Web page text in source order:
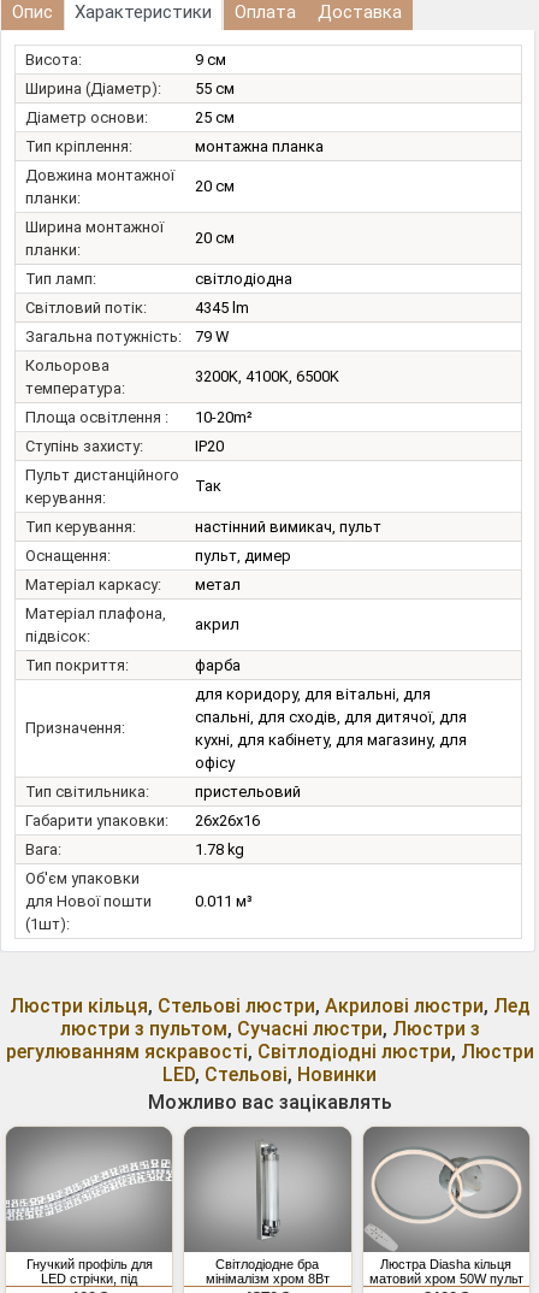
Опис Характеристики Оплата Доставка
Висота:
9 см
Ширина (Діаметр):
55 см
Діаметр основи:
25 см
Тип кріплення:
монтажна планка
Довжина монтажної
планки:
20 см
Ширина монтажної
планки:
20 см
Тип ламп:
світлодіодна
Світловий потік:
4345 lm
Загальна потужність:
79 W
Кольорова
температура:
3200K, 4100K, 6500K
Площа освітлення :
10-20m²
Ступінь захисту:
IP20
Пульт дистанційного
керування:
Так
Тип керування:
настінний вимикач, пульт
Оснащення:
пульт, димер
Матеріал каркасу:
метал
Матеріал плафона,
підвісок:
акрил
Тип покриття: фарба
Призначення:
для коридору, для вітальні, для
спальні, для сходів, для дитячої, для
кухні, для кабінету, для магазину, для
офісу
Тип світильника:
пристельовий
Габарити упаковки:
26x26x16
Вага:
1.78 kg
Об'єм упаковки
для Нової пошти
(1шт):
0.011 м³
Люстри кільця, Стельові люстри, Акрилові люстри, Лед
люстри з пультом, Сучасні люстри, Люстри з
регулюванням яскравості, Світлодіодні люстри, Люстри
LED, Стельові, Новинки
Можливо вас зацікавлять
Гнучкий профіль для
LED стрічки, під
Світлодіодне бра
мінімалізм хром 8Вт
Люстра Diasha кільця
матовий хром 50W пульт